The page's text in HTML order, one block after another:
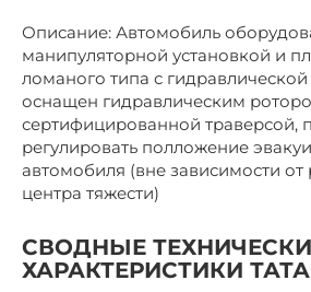
Описание: Автомобиль
манипуляторной установкой и
ломаного типа с
оснащен гидравлическим
сертифицированной
регулировать полложение
автомобиля (вне зависимости
центра тяжести)
СВОДНЫЕ
ХАРАКТЕРИСТИКИ